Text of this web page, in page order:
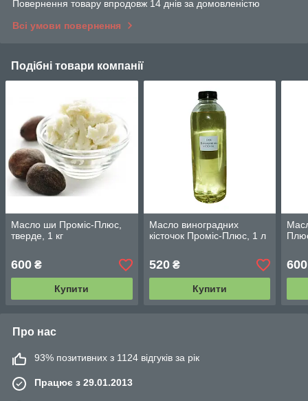
Повернення товару впродовж 14 днів за домовленістю
Всі умови повернення
Подібні товари компанії
Масло ши Проміс-Плюс,
тверде, 1 кг
600 ₴
Купити
Масло виноградних
кісточок Проміс-Плюс, 1 л
520₴
Купити
600
Про нас
93% позитивних з 1124 відгуків за рік
Працює з 29.01.2013